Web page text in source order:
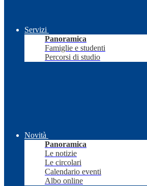
Servizi
Panoramica
Famiglie e studenti
Percorsi di studio
Novità
Panoramica
Le notizie
Le circolari
Calendario eventi
Albo online